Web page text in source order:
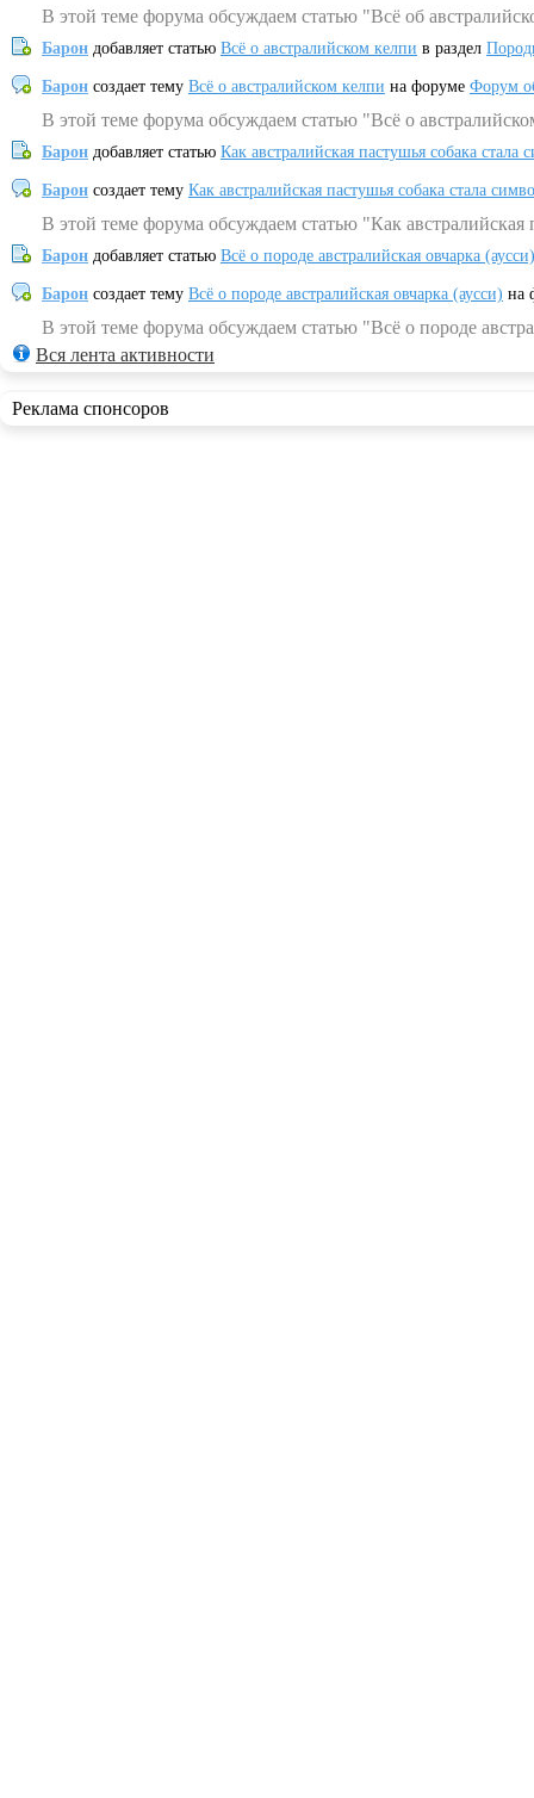
В этой теме форума обсуждаем статью "Всё об
Барон добавляет статью Всё о австралийском келпи в раздел
Барон создает тему Всё о австралийском келпи на форуме Форум
В этой теме форума обсуждаем статью "Всё о
Барон добавляет статью Как австралийская пастушья собака
Барон создает тему Как австралийская пастушья собака стала
В этой теме форума обсуждаем статью "Как
Барон добавляет статью Всё о породе австралийская овчарка (аусси)
Барон создает тему Всё о породе австралийская овчарка (аусси) на
В этой теме форума обсуждаем статью "Всё о породе
Вся лента активности
Реклама спонсоров